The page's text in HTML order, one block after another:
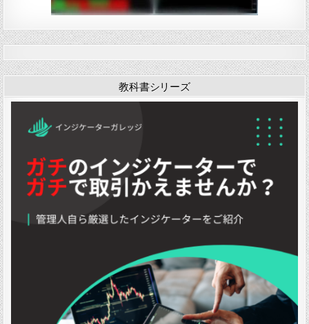
教科書シリーズ